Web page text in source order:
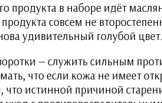
продукта в наборе идёт
совсем не
удивительный голубой
— служить сильным
что если кожа не имеет
истинной причиной